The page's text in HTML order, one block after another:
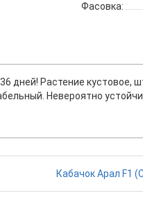
Фасовка:
дней! Растение кустовое,
Невероятно